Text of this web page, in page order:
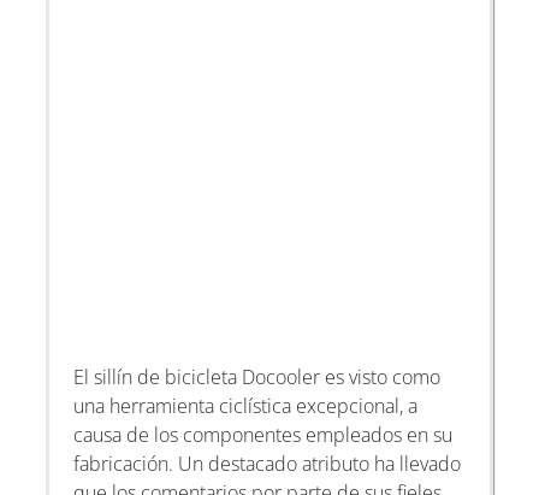
El sillín de bicicleta Docooler es visto como
una herramienta ciclística excepcional, a
causa de los componentes empleados en su
fabricación. Un destacado atributo ha llevado